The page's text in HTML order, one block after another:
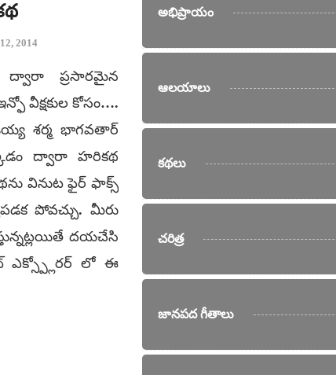
2014
ద్వారా ప్రసారమైన
వీక్షకుల కోసం….
శర్మ భాగవతార్
ద్వారా హరికథ
వినుట ఫైర్ ఫాక్స్
పోవచ్చు. మీరు
దయచేసి
ఎక్స్ప్లోరర్ లో ఈ
అభిప్రాయం
ఆలయాలు
కథలు
చరిత్ర
జానపద గీతాలు